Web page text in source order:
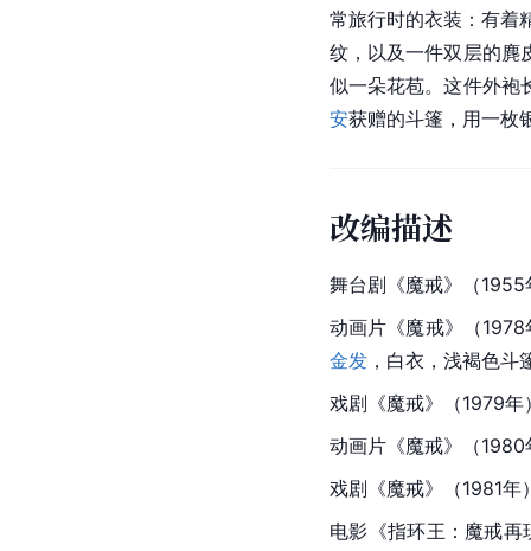
常旅行时的衣装：有着
纹，以及一件双层的麂
似一朵花苞。这件外袍
安获赠的斗篷，用一枚
改编描述
舞台剧《魔戒》（
动画片《魔戒》（
金发 ，白衣，浅褐色
戏剧《魔戒》（1979
动画片《魔戒》（
戏剧《魔戒》（1981
电影《指环王：魔戒